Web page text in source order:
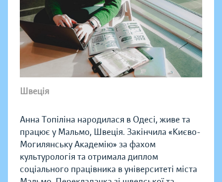
Швеція
Анна Топіліна народилася в Одесі, живе та
працює у Мальмо, Швеція. Закінчила «Києво-
Могилянську Академію» за фахом
культурологія та отримала диплом
соціального працівника в університеті міста